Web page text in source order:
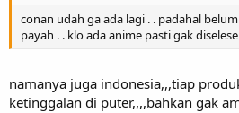
conan udah ga ada lagi . . padahal
payah . . klo ada anime pasti gak
namanya juga indonesia,,,tiap
ketinggalan di puter,,,,bahkan gak